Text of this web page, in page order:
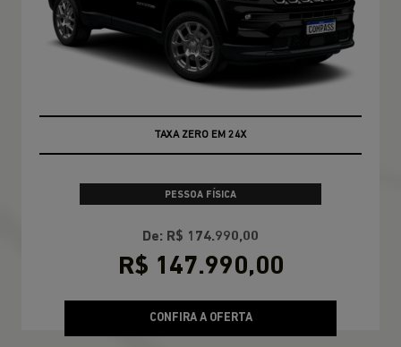
TAXA ZERO EM 24X
PESSOA FÍSICA
De: R$ 174.990,00
R$ 147.990,00
CONFIRA A OFERTA